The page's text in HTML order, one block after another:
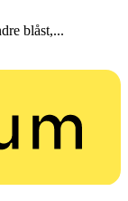
blåst,...